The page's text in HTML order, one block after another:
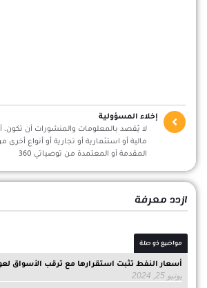
إخلاء المسؤولية
لا يُقصد بالمعلومات والمنشورات أن
مالية أو استثمارية أو تجارية أو أنواع أخرى
المقدمة أو المعتمدة من توصياتي 360
ازدد معرفة
مواضيع ذو صلة
أسعار النفط تثبت استقرارها مع ترقب الأسواق
يونيو 25, 2024